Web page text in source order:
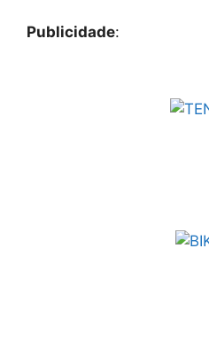
Publicidade: